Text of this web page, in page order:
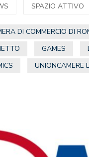
SPAZIO ATTIVO
DI COMMERCIO DI
GAMES
UNIONCAMERE